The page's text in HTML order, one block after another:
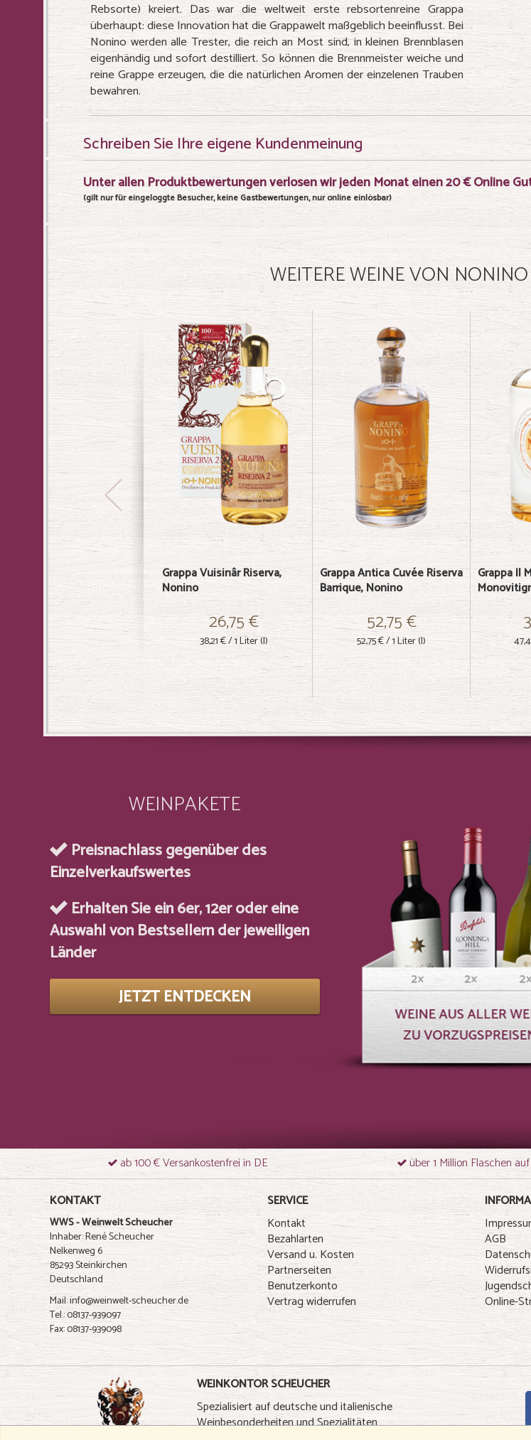
Rebsorte) kreiert. Das war die weltweit erste rebsortenreine Grappa
überhaupt: diese Innovation hat die Grappawelt maßgeblich beeinflusst. Bei
Nonino werden alle Trester, die reich an Most sind, in kleinen Brennblasen
eigenhändig und sofort destilliert. So können die Brennmeister weiche und
reine Grappe erzeugen, die die natürlichen Aromen der einzelenen Trauben
bewahren.
Schreiben Sie Ihre eigene Kundenmeinung
Unter allen Produktbewertungen verlosen wir jeden Monat einen 20 € Online
(gilt nur für eingeloggte Besucher, keine Gastbewertungen, nur online einlösbar)
WEITERE WEINE VON
Grappa Vuisinâr Riserva,
Nonino
26,75 €
38,21 €/ 1 Liter (l)
Grappa Antica Cuvée Riserva
Barrique, Nonino
52,75 €
52,75 €/ 1 Liter (l)
Grappa Il
WEINPAKETE
Preisnachlass gegenüber des
Einzelverkaufswertes
Erhalten Sie ein 6er, 12er oder eine
Auswahl von Bestsellern der jeweiligen
Länder
JETZT ENTDECKEN
ab 100 € Versankostenfrei in DE
über 1 Million Flaschen
KONTAKT
WWS - Weinwelt Scheucher
Inhaber: René Scheucher
Nelkenweg 6
85293 Steinkirchen
Deutschland
Mail: info@weinwelt-scheucher.de
Tel.: 08137-939097
Fax: 08137-939098
SERVICE
Kontakt
Bezahlarten
Versand u. Kosten
Partnerseiten
Benutzerkonto
Vertrag widerrufen
AGB
Online-
WEINKONTOR SCHEUCHER
Spezialisiert auf deutsche und italienische
Weinbesonderheiten und Spezialitäten